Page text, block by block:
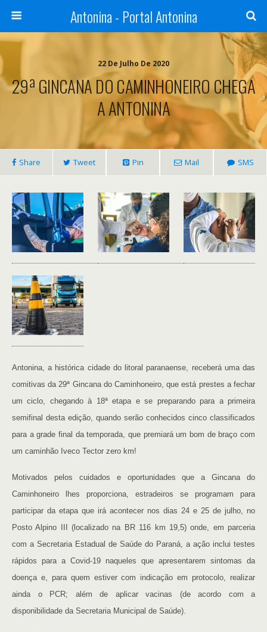
Antonina - Portal Antonina
22 De Julho De 2020
29ª GINCANA DO CAMINHONEIRO CHEGA
A ANTONINA
Share Tweet Pin Mail SMS
Antonina, a histórica cidade do litoral paranaense, receberá uma das
comitivas da 29ª Gincana do Caminhoneiro, que está prestes a fechar
um ciclo, chegando à 18ª etapa e se preparando para a primeira
semifinal desta edição, quando serão conhecidos cinco classificados
para a grade final da temporada, que premiará um bom de braço com
um caminhão Iveco Tector zero km!
Motivados pelos cuidados e oportunidades que a Gincana do
Caminhoneiro lhes proporciona, estradeiros se programam para
participar da etapa que irá acontecer nos dias 24 e 25 de julho, no
Posto Alpino III (localizado na BR 116 km 19,5) onde, em parceria
com a Secretaria Estadual de Saúde do Paraná, a ação inclui testes
rápidos para a Covid-19 naqueles que apresentarem sintomas da
doença e, para quem estiver com indicação em protocolo, realizar
ainda o PCR; além de aplicar vacinas (de acordo com a
disponibilidade da Secretaria Municipal de Saúde).